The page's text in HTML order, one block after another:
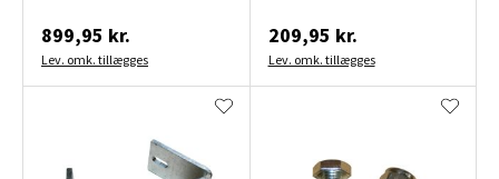
899,95 kr.
Lev. omk. tillægges
209,95 kr.
Lev. omk. tillægges